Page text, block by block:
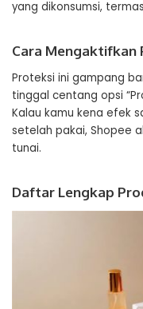
yang dikonsumsi,
Cara Mengaktifkan
Proteksi ini gampang
tinggal centang opsi
Kalau kamu kena efek
setelah pakai, Shopee
tunai.
Daftar Lengkap